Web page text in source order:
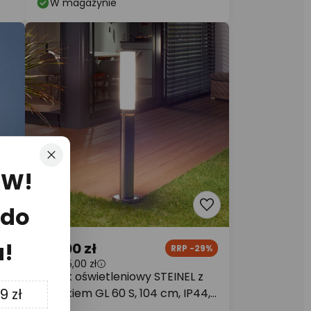
W magazynie
Słupek oświetleniowy STEINEL z
czujnikiem GL 60 S, 104 cm, IP44,
819,00 zł RRP -29%
1 155,00 zł
Zamknij
zł